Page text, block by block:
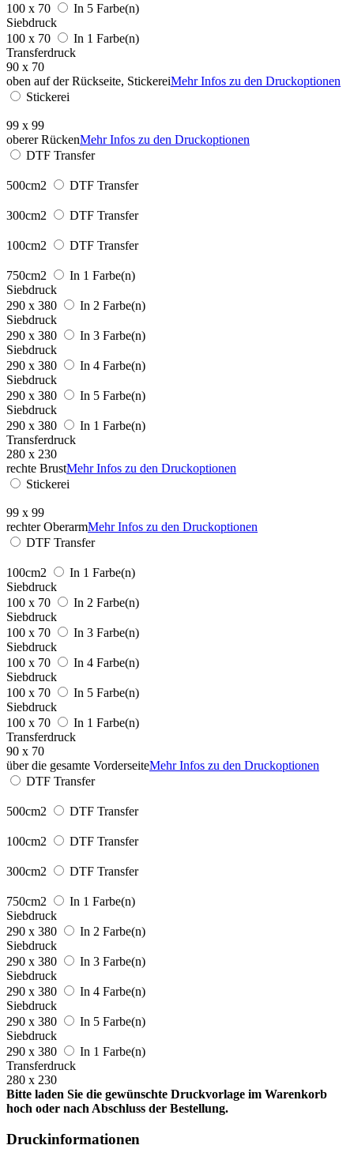
100 x 70
In 5 Farbe(n)
Siebdruck
100 x 70
In 1 Farbe(n)
Transferdruck
90 x 70
oben auf der Rückseite, StickereiMehr Infos zu den Druckoptionen
Stickerei
99 x 99
oberer RückenMehr Infos zu den Druckoptionen
DTF Transfer
500cm2 DTF Transfer
300cm2 DTF Transfer
100cm2 DTF Transfer
750cm2
In 1 Farbe(n)
Siebdruck
290 x 380
In 2 Farbe(n)
Siebdruck
290 x 380
In 3 Farbe(n)
Siebdruck
290 x 380
In 4 Farbe(n)
Siebdruck
290 x 380
In 5 Farbe(n)
Siebdruck
290 x 380
In 1 Farbe(n)
Transferdruck
280 x 230
rechte BrustMehr Infos zu den Druckoptionen
Stickerei
99 x 99
rechter OberarmMehr Infos zu den Druckoptionen
DTF Transfer
100cm2
In 1 Farbe(n)
Siebdruck
100 x 70
In 2 Farbe(n)
Siebdruck
100 x 70
In 3 Farbe(n)
Siebdruck
100 x 70
In 4 Farbe(n)
Siebdruck
100 x 70
In 5 Farbe(n)
Siebdruck
100 x 70
In 1 Farbe(n)
Transferdruck
90 x 70
über die gesamte VorderseiteMehr Infos zu den Druckoptionen
DTF Transfer
500cm2 DTF Transfer
100cm2 DTF Transfer
300cm2 DTF Transfer
750cm2
In 1 Farbe(n)
Siebdruck
290 x 380
In 2 Farbe(n)
Siebdruck
290 x 380
In 3 Farbe(n)
Siebdruck
290 x 380
In 4 Farbe(n)
Siebdruck
290 x 380
In 5 Farbe(n)
Siebdruck
290 x 380
In 1 Farbe(n)
Transferdruck
280 x 230
Bitte laden Sie die gewünschte Druckvorlage im Warenkorb
hoch oder nach Abschluss der Bestellung.
Druckinformationen